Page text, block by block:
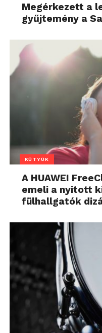
Megérkezett a
gyűjtemény a
KÜTYÜK
A HUAWEI
emeli a nyitott
fülhallgatók